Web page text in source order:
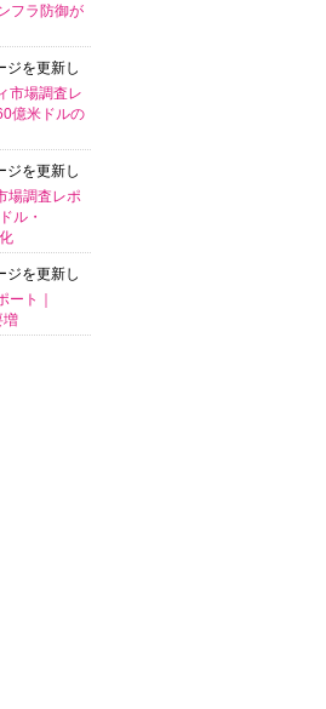
フラ防御が
ジを更新し
市場調査レ
億米ドルの
ジを更新し
場調査レポ
ル・
ジを更新し
ト｜
増